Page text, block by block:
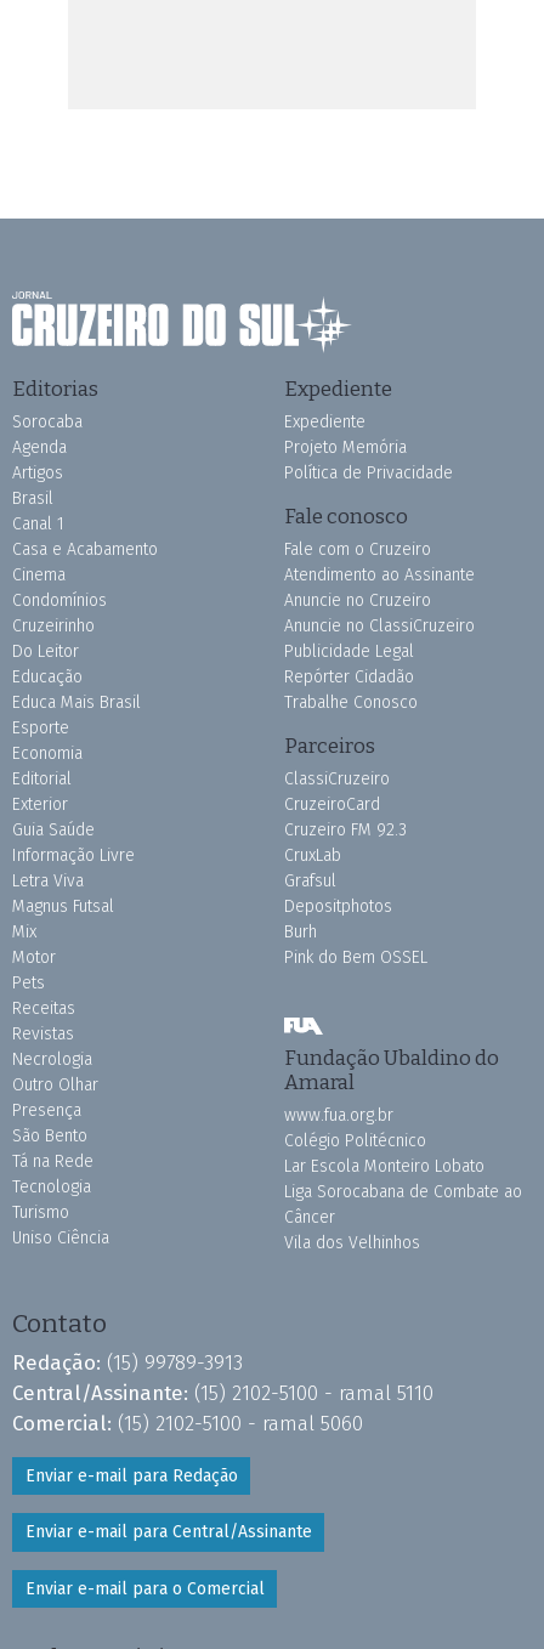
Editorias
Sorocaba
Agenda
Artigos
Brasil
Canal 1
Casa e Acabamento
Cinema
Condomínios
Cruzeirinho
Do Leitor
Educação
Educa Mais Brasil
Esporte
Economia
Editorial
Exterior
Guia Saúde
Informação Livre
Letra Viva
Magnus Futsal
Mix
Motor
Pets
Receitas
Revistas
Necrologia
Outro Olhar
Presença
São Bento
Tá na Rede
Tecnologia
Turismo
Uniso Ciência
Expediente
Expediente
Projeto Memória
Política de Privacidade
Fale conosco
Fale com o Cruzeiro
Atendimento ao Assinante
Anuncie no Cruzeiro
Anuncie no ClassiCruzeiro
Publicidade Legal
Repórter Cidadão
Trabalhe Conosco
Parceiros
ClassiCruzeiro
CruzeiroCard
Cruzeiro FM 92.3
CruxLab
Grafsul
Depositphotos
Burh
Pink do Bem OSSEL
Fundação Ubaldino do
Amaral
www.fua.org.br
Colégio Politécnico
Lar Escola Monteiro Lobato
Liga Sorocabana de Combate ao
Câncer
Vila dos Velhinhos
Contato
Redação: (15) 99789-3913
Central/Assinante: (15) 2102-5100 - ramal 5110
Comercial: (15) 2102-5100 - ramal 5060
Enviar e-mail para Redação
Enviar e-mail para Central/Assinante
Enviar e-mail para o Comercial